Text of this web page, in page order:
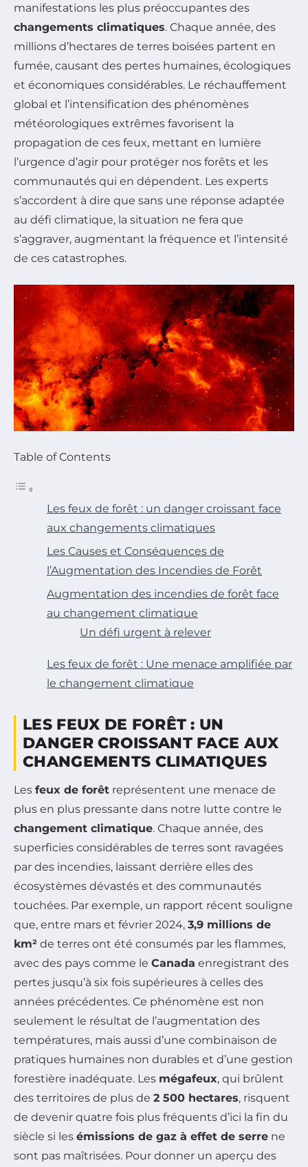
manifestations les plus préoccupantes des
changements climatiques. Chaque année, des
millions d’hectares de terres boisées partent en
fumée, causant des pertes humaines, écologiques
et économiques considérables. Le réchauffement
global et l’intensification des phénomènes
météorologiques extrêmes favorisent la
propagation de ces feux, mettant en lumière
l’urgence d’agir pour protéger nos forêts et les
communautés qui en dépendent. Les experts
s’accordent à dire que sans une réponse adaptée
au défi climatique, la situation ne fera que
s’aggraver, augmentant la fréquence et l’intensité
de ces catastrophes.
Table of Contents
Les feux de forêt : un danger croissant face
aux changements climatiques
Les Causes et Conséquences de
l’Augmentation des Incendies de Forêt
Augmentation des incendies de forêt face
au changement climatique
Un défi urgent à relever
Les feux de forêt : Une menace amplifiée par
le changement climatique
LES FEUX DE FORÊT : UN
DANGER CROISSANT FACE AUX
CHANGEMENTS CLIMATIQUES
Les feux de forêt représentent une menace de
plus en plus pressante dans notre lutte contre le
changement climatique. Chaque année, des
superficies considérables de terres sont ravagées
par des incendies, laissant derrière elles des
écosystèmes dévastés et des communautés
touchées. Par exemple, un rapport récent souligne
que, entre mars et février 2024, 3,9 millions de
km² de terres ont été consumés par les flammes,
avec des pays comme le Canada enregistrant des
pertes jusqu’à six fois supérieures à celles des
années précédentes. Ce phénomène est non
seulement le résultat de l’augmentation des
températures, mais aussi d’une combinaison de
pratiques humaines non durables et d’une gestion
forestière inadéquate. Les mégafeux, qui brûlent
des territoires de plus de 2 500 hectares, risquent
de devenir quatre fois plus fréquents d’ici la fin du
siècle si les émissions de gaz à effet de serre ne
sont pas maîtrisées. Pour donner un aperçu des